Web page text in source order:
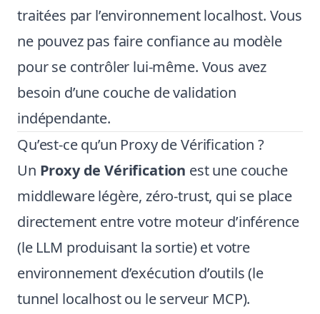
traitées par l’environnement localhost. Vous
ne pouvez pas faire confiance au modèle
pour se contrôler lui-même. Vous avez
besoin d’une couche de validation
indépendante.
Qu’est-ce qu’un Proxy de Vérification ?
Un Proxy de Vérification est une couche
middleware légère, zéro-trust, qui se place
directement entre votre moteur d’inférence
(le LLM produisant la sortie) et votre
environnement d’exécution d’outils (le
tunnel localhost ou le serveur MCP).